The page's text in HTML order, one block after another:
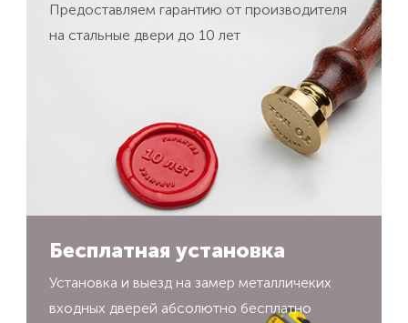
Предоставляем гарантию от производителя
на стальные двери до 10 лет
Бесплатная установка
Установка и выезд на замер металличеких
входных дверей абсолютно бесплатно